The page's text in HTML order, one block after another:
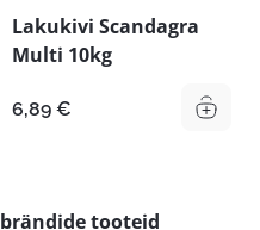
Lakukivi Scandagra
Multi 10kg
6,89 €
tooteid